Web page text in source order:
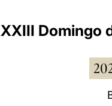
Domingo